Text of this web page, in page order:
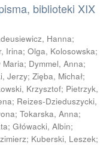
biblioteki XIX
Hanna;
Irina; Olga, Kolosowska;
Maria; Dymmel, Anna;
Jerzy; Zięba, Michał;
Krzysztof; Pietrzyk,
; Reizes-Dzieduszycki,
; Tokarska, Anna;
; Główacki, Albin;
; Kuberski, Leszek;